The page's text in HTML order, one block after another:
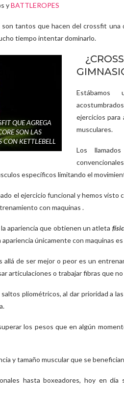
yBATTLEROPES
tantos que hacen del crossfit
tiempo intentar dominarlo.
QUE AGREGA
SON LAS
CON KETTLEBELL
ejercicios para
musculares.
Los
específicos limitando el
el ejercicio funcional y hemos
con maquinas .
apariencia que obtienen un atleta
apariencia únicamente con maquinas
allá de ser mejor o peor es un
articulaciones o trabajar fibras que
pliométricos, al dar prioridad a
los pesos que en algún
y tamaño muscular que se
hasta boxeadores, hoy en